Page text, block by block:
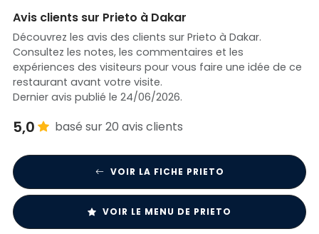
Avis clients sur Prieto à Dakar
Découvrez les avis des clients sur Prieto à Dakar.
Consultez les notes, les commentaires et les
expériences des visiteurs pour vous faire une idée de ce
restaurant avant votre visite.
Dernier avis publié le 24/06/2026.
5,0 basé sur 20 avis clients
VOIR LA FICHE PRIETO
VOIR LE MENU DE PRIETO